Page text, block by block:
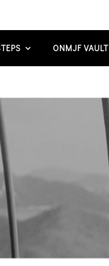
ONMJF VAULT